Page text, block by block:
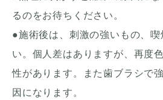
るのをお待ちください。
●施術後は、刺激の強いもの、喫
い。個人差はありますが、再度
性があります。また歯ブラシで
因になります。